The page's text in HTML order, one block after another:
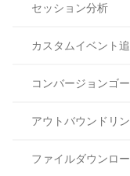
セッション分析
カスタムイベント
コンバージョンゴ
アウトバウンドリ
ファイルダウンロ